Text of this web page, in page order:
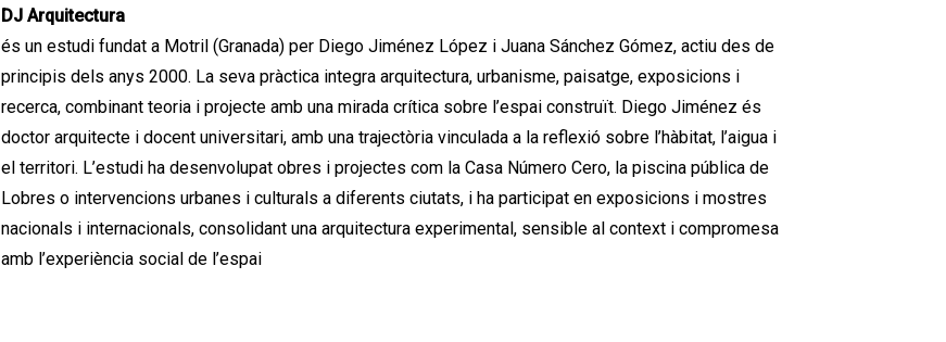
DJ Arquitectura
és un estudi fundat a Motril (Granada) per Diego Jiménez López i Juana Sánchez Gómez, actiu des de
principis dels anys 2000. La seva pràctica integra arquitectura, urbanisme, paisatge, exposicions i
recerca, combinant teoria i projecte amb una mirada crítica sobre l’espai construït. Diego Jiménez és
doctor arquitecte i docent universitari, amb una trajectòria vinculada a la reflexió sobre l’hàbitat, l’aigua i
el territori. L’estudi ha desenvolupat obres i projectes com la Casa Número Cero, la piscina pública de
Lobres o intervencions urbanes i culturals a diferents ciutats, i ha participat en exposicions i mostres
nacionals i internacionals, consolidant una arquitectura experimental, sensible al context i compromesa
amb l’experiència social de l’espai​